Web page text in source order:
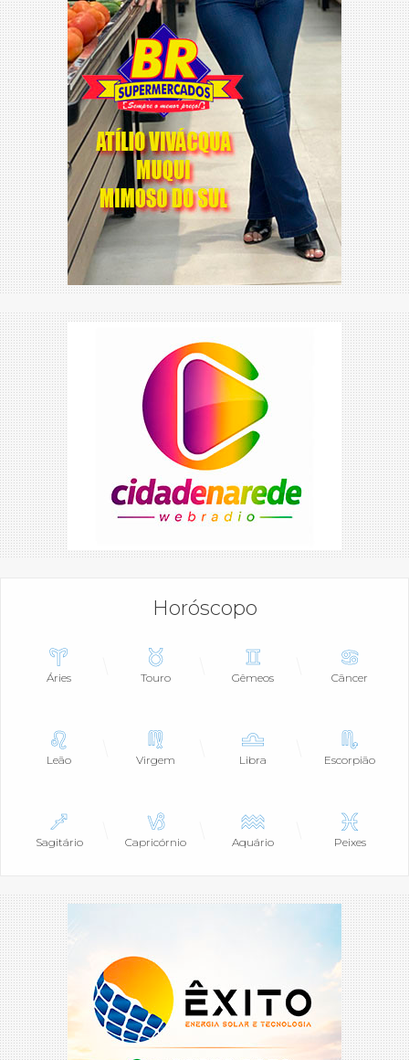
Horóscopo
Áries Touro Gêmeos Câncer
Leão Virgem Libra Escorpião
Sagitário Capricórnio Aquário Peixes